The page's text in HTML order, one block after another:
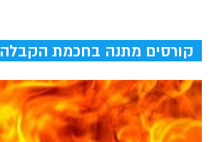
קורסים מתנה בחכמת הקבלה